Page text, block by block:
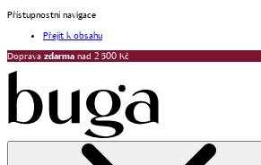
Přístupnostní navigace
Přejít k obsahu
Doprava zdarma nad 2 500 Kč